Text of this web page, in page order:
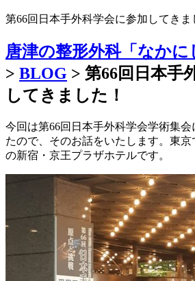
第66回日本手外科学会に参加してきま
唐津の整形外科「なかに
> BLOG > 第66回日本手
してきました！
今回は第66回日本手外科学会学術集
たので、そのお話をいたします。東
の新宿・京王プラザホテルです。